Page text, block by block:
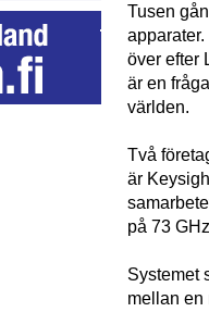
Tusen
över efter
är en
världen.
Två
är
på 73
Systemet
mellan en